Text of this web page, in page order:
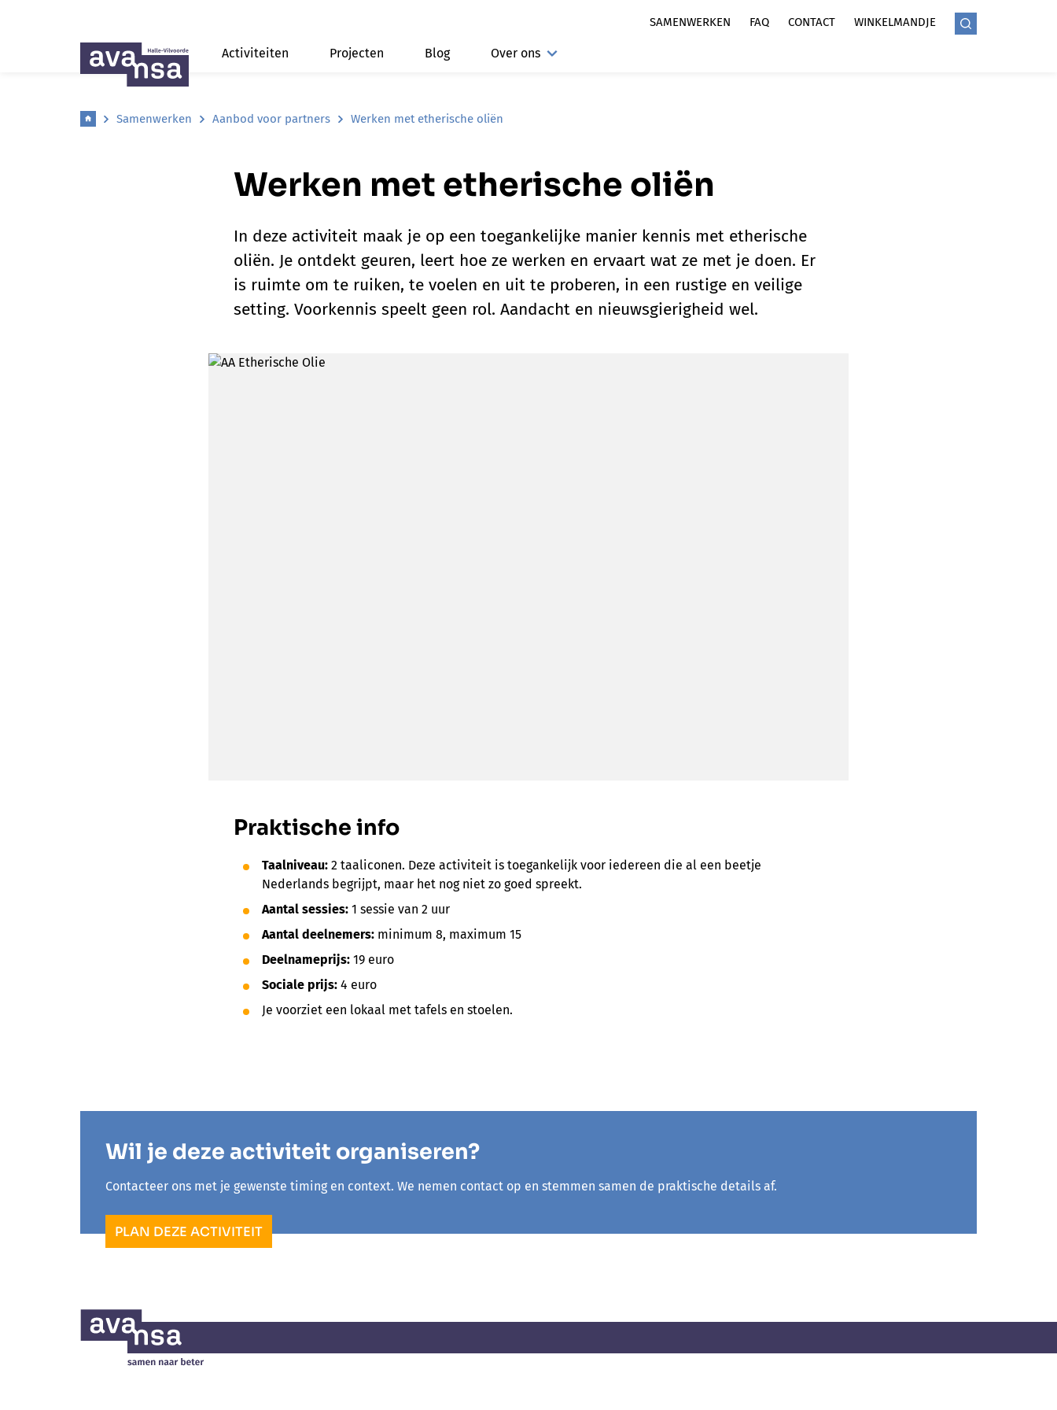
SAMENWERKEN FAQ CONTACT WINKELMANDJE
Activiteiten Projecten Blog Over ons
Samenwerken Aanbod voor partners Werken met etherische oliën
Werken met etherische oliën
In deze activiteit maak je op een toegankelijke manier kennis met etherische
oliën. Je ontdekt geuren, leert hoe ze werken en ervaart wat ze met je doen. Er
is ruimte om te ruiken, te voelen en uit te proberen, in een rustige en veilige
setting. Voorkennis speelt geen rol. Aandacht en nieuwsgierigheid wel.
Praktische info
Taalniveau:2 taaliconen. Deze activiteit is toegankelijk voor iedereen die al een beetje
Nederlands begrijpt, maar het nog niet zo goed spreekt.
Aantal sessies:1 sessie van 2 uur
Aantal deelnemers: minimum 8, maximum 15
Deelnameprijs:19 euro
Sociale prijs:4 euro
Je voorziet een lokaal met tafels en stoelen.
Wil je deze activiteit organiseren?
Contacteer ons met je gewenste timing en context. We nemen contact op en stemmen samen de praktische details af.
PLAN DEZE ACTIVITEIT